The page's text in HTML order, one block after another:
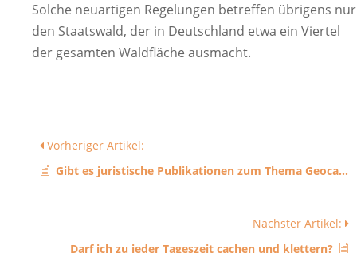
Solche neuartigen Regelungen betreffen übrigens nur
den Staatswald, der in Deutschland etwa ein Viertel
der gesamten Waldfläche ausmacht.
Vorheriger Artikel:
Gibt es juristische Publikationen zum Thema Geocaching?
Nächster Artikel:
Darf ich zu jeder Tageszeit cachen und klettern?